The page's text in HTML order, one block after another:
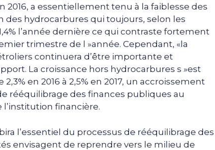
2016, a essentiellement tenu à la faiblesse des
des hydrocarbures qui toujours, selon les
l’année dernière ce qui contraste fortement
trimestre de l »année. Cependant, «la
continuera d’être importante et
La croissance hors hydrocarbures s »est
en 2016 à 2,5% en 2017, un accroissement
rééquilibrage des finances publiques au
financière.
l’essentiel du processus de rééquilibrage des
envisagent de reprendre vers le milieu de